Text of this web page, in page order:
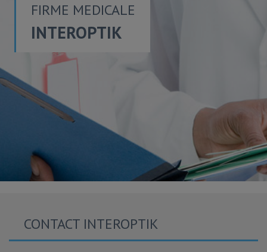
FIRME MEDICALE
INTEROPTIK
CONTACT INTEROPTIK